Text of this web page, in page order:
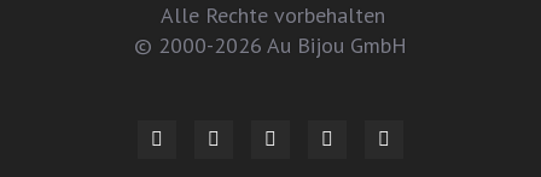
Alle Rechte vorbehalten
© 2000-2026 Au Bijou GmbH